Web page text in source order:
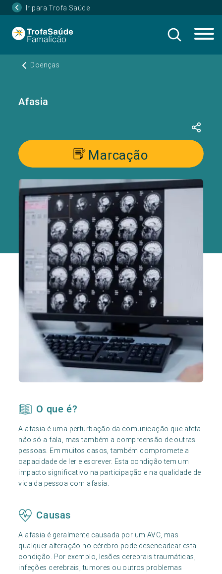
Ir para Trofa Saúde
Doenças
Afasia
Marcação
O que é?
A afasia é uma perturbação da comunicação que afeta
não só a fala, mas também a compreensão de outras
pessoas. Em muitos casos, também compromete a
capacidade de ler e escrever. Esta condição tem um
impacto significativo na participação e na qualidade de
vida da pessoa com afasia.
Causas
A afasia é geralmente causada por um AVC, mas
qualquer alteração no cérebro pode desencadear esta
condição. Por exemplo, lesões cerebrais traumáticas,
infeções cerebrais, tumores ou outros problemas